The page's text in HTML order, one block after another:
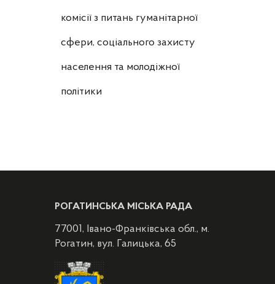
комісії з питань гуманітарної
сфери, соціального захисту
населення та молодіжної
політики
РОГАТИНСЬКА МІСЬКА РАДА
77001, Івано-Франківська обл., м.
Рогатин, вул. Галицька, 65